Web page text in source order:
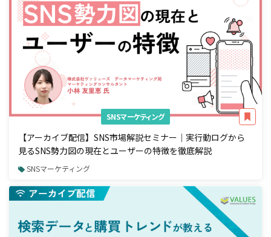
SNSマーケティング
【アーカイブ配信】SNS市場解説セミナー｜実行動ログから
見るSNS勢力図の現在とユーザーの特徴を徹底解説
SNSマーケティング